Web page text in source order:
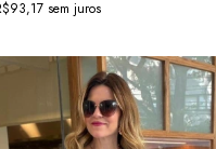
sem juros